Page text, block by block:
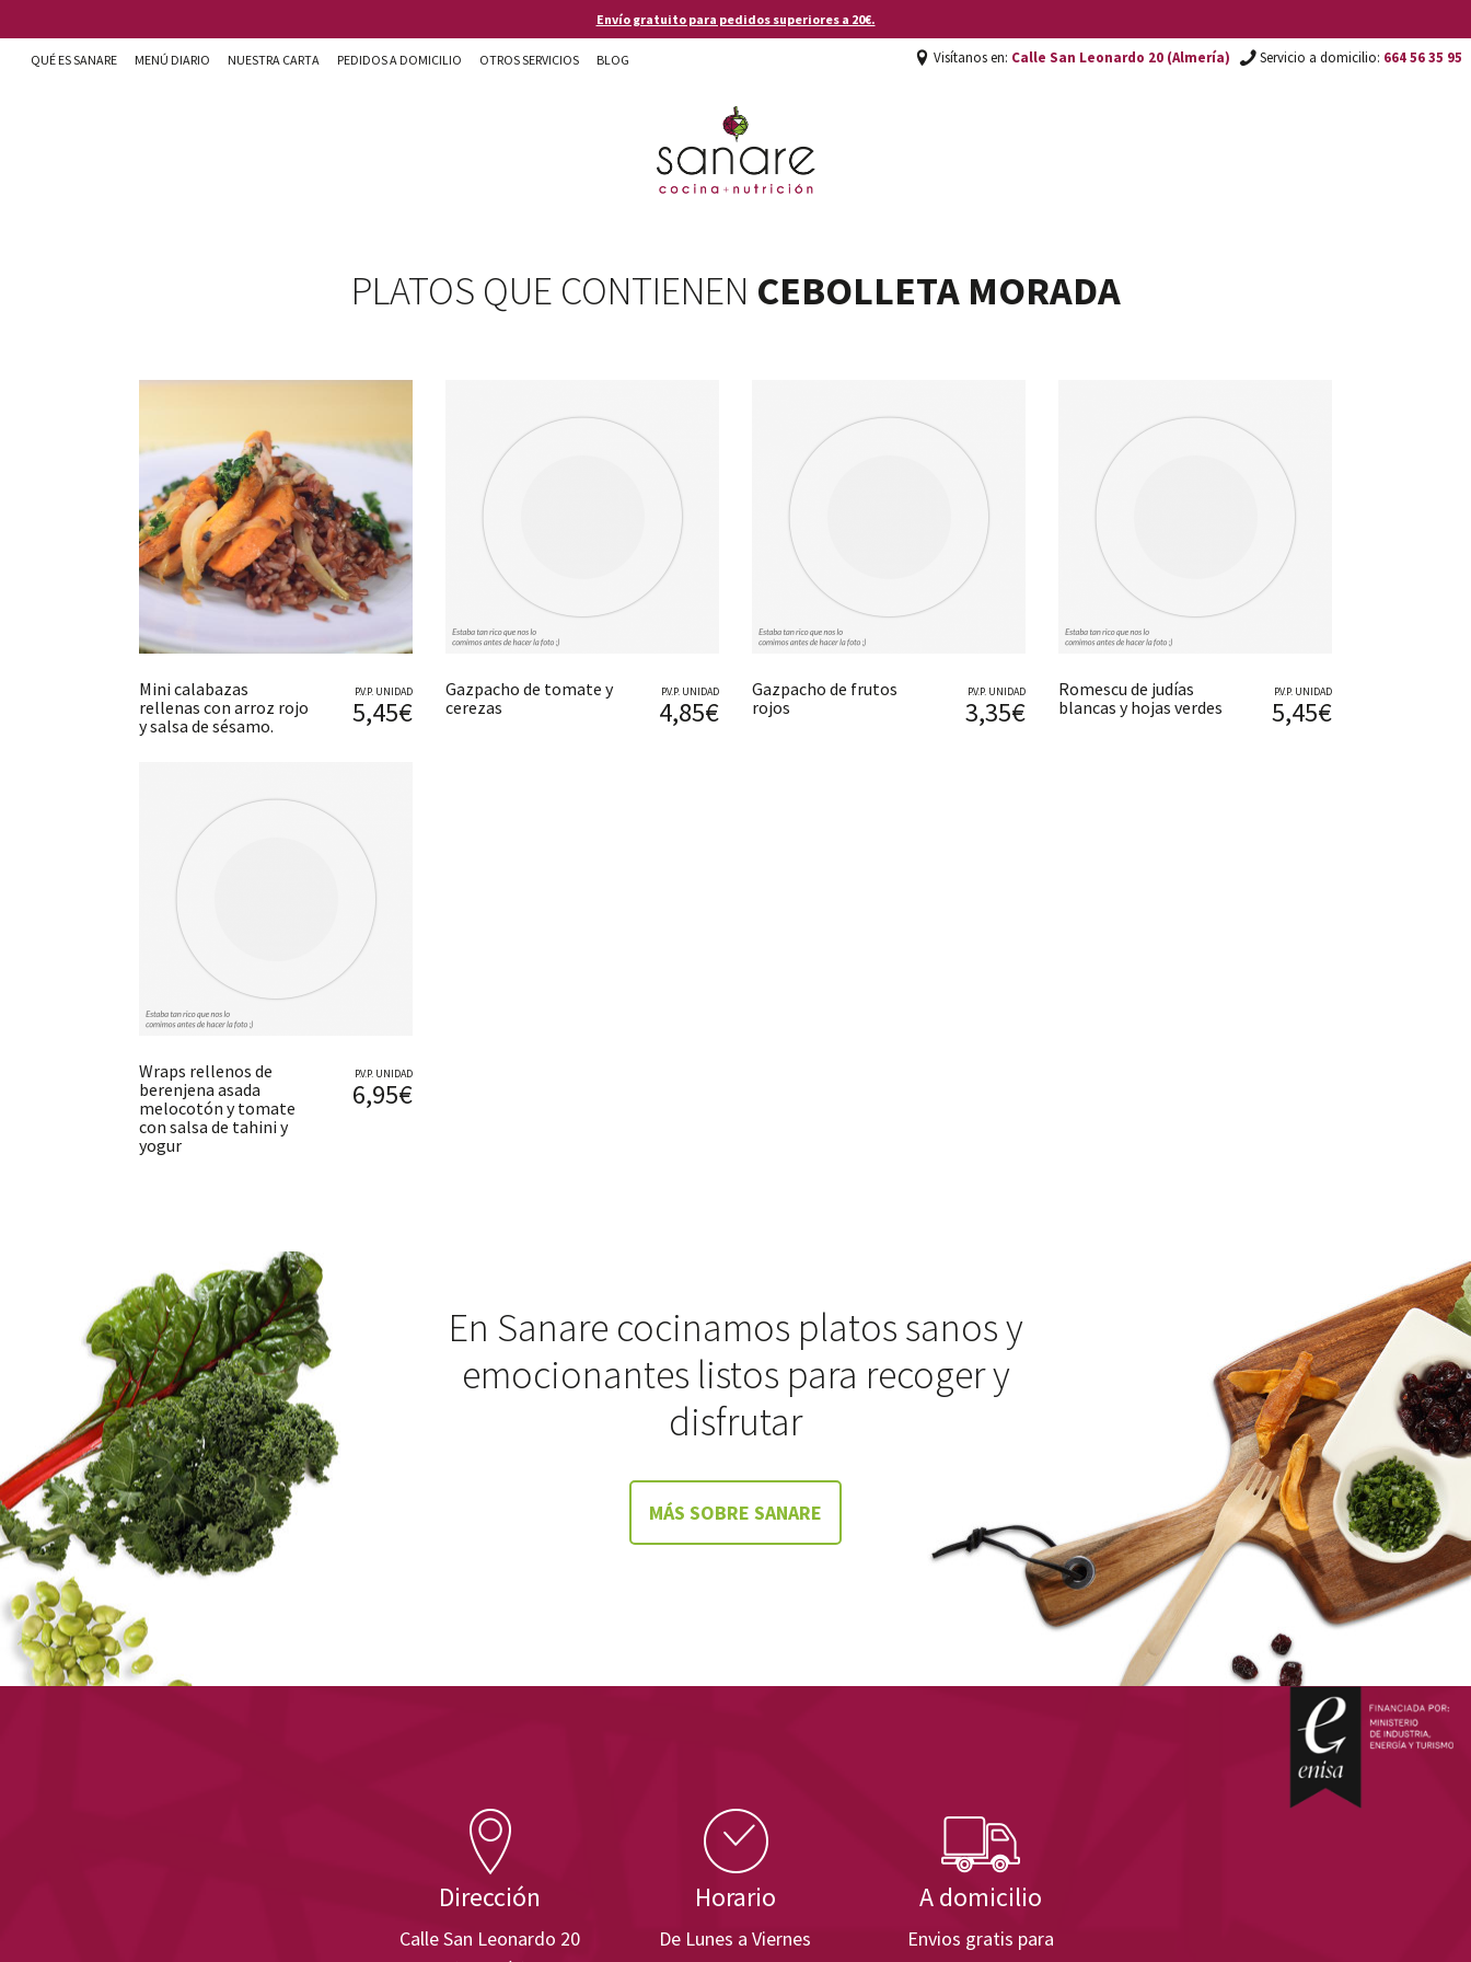
Envío gratuito para pedidos superiores a 20€.
QUÉ ES SANARE MENÚ DIARIO NUESTRA CARTA PEDIDOS A DOMICILIO OTROS SERVICIOS BLOG Visítanos en: Calle San Leonardo 20 (Almería) Servicio a domicilio: 664 56 35 95
Sanare cocina + nutrición en AlmeríaPLATOS QUE CONTIENEN CEBOLLETA MORADA
Mini calabazas
rellenas con arroz rojo
y salsa de sésamo.
P.V.P. UNIDAD
5,45€
Gazpacho de tomate y
cerezas
P.V.P. UNIDAD
4,85€
Gazpacho de frutos
rojos
P.V.P. UNIDAD
3,35€
Romescu de judías
blancas y hojas verdes
P.V.P. UNIDAD
5,45€
Wraps rellenos de
berenjena asada
melocotón y tomate
con salsa de tahini y
yogur
P.V.P. UNIDAD
6,95€
En Sanare cocinamos platos sanos y
emocionantes listos para recoger y
disfrutar
MÁS SOBRE SANARE
Dirección
Calle San Leonardo 20
Horario
De Lunes a Viernes
A domicilio
Envios gratis para